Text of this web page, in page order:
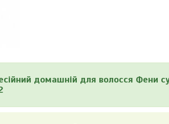
домашній для волосся Фени